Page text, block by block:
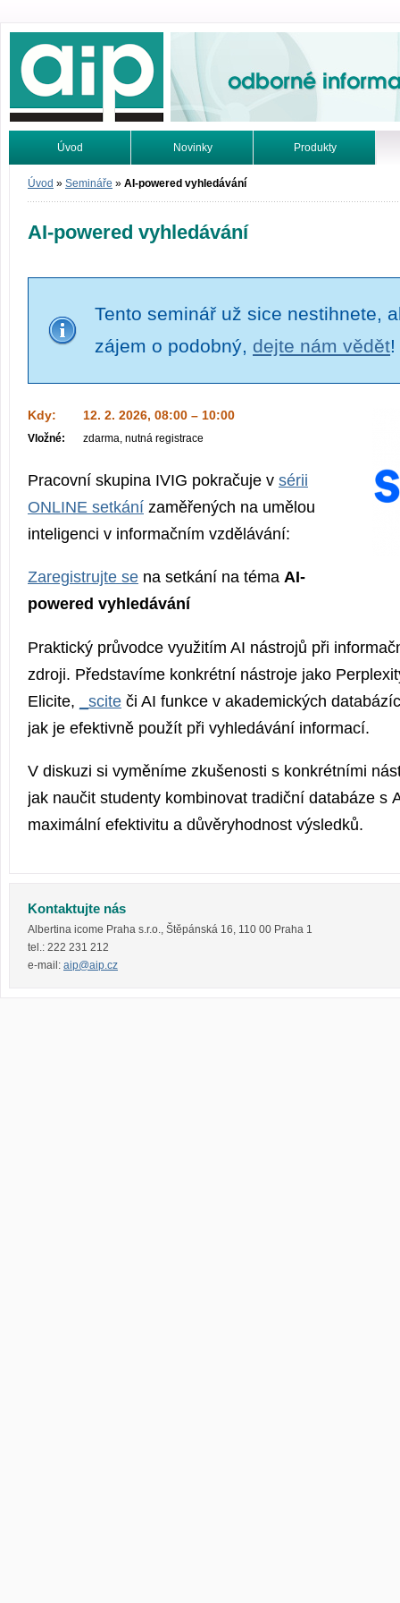
Odborné informace. Online.
Úvod Novinky Produkty
Vyhledávání Tutoriály
Úvod » Semináře » AI-powered vyhledávání
AI-powered vyhledávání
Tento seminář už sice nestihnete,
zájem o podobný, dejte nám vědět!
Kdy: 12. 2. 2026, 08:00 – 10:00
Vložné: zdarma, nutná registrace
Pracovní skupina IVIG pokračuje v sérii
ONLINE setkání zaměřených na umělou
inteligenci v informačním vzdělávání:
Zaregistrujte se na setkání na téma AI-
powered vyhledávání
Praktický průvodce využitím AI nástrojů při
zdroji. Představíme konkrétní nástroje jako
Elicite,
_scite či AI funkce v akademických
jak je efektivně použít při vyhledávání informací.
V diskuzi si vyměníme zkušenosti s konkrétními
jak naučit studenty kombinovat tradiční databáze s
maximální efektivitu a důvěryhodnost výsledků.
Kontaktujte nás
Albertina icome Praha s.r.o., Štěpánská 16, 110 00 Praha 1
tel.: 222 231 212
e-mail: aip@aip.cz